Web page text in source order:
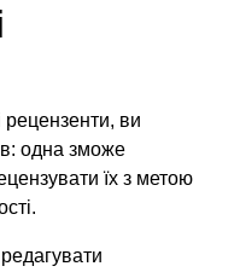
рецензенти, ви
одна зможе
їх з метою